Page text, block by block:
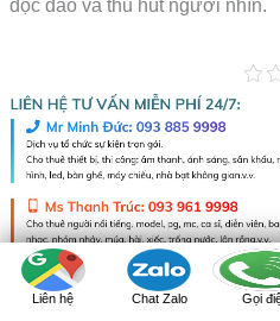
độc đáo và thu hút người nhìn.
Liên hệ Chat Zalo Gọi